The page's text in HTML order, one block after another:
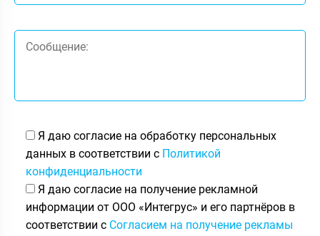
Я даю согласие на обработку персональных
данных в соответствии с Политикой
конфиденциальности
Я даю согласие на получение рекламной
информации от ООО «Интегрус» и его партнёров в
соответствии с Согласием на получение рекламы